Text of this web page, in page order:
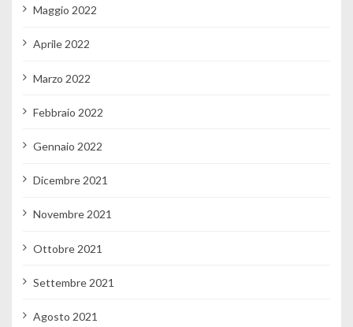
Maggio 2022
Aprile 2022
Marzo 2022
Febbraio 2022
Gennaio 2022
Dicembre 2021
Novembre 2021
Ottobre 2021
Settembre 2021
Agosto 2021